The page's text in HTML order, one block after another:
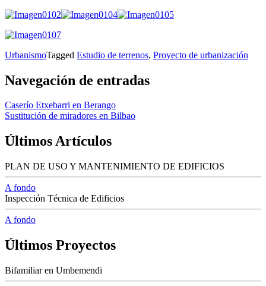
UrbanismoTagged Estudio de terrenos, Proyecto de urbanización
Navegación de entradas
Caserío Etxebarri en Berango
Sustitución de miradores en Bilbao
Últimos Artículos
PLAN DE USO Y MANTENIMIENTO DE EDIFICIOS
A fondo
Inspección Técnica de Edificios
A fondo
Últimos Proyectos
Bifamiliar en Umbemendi